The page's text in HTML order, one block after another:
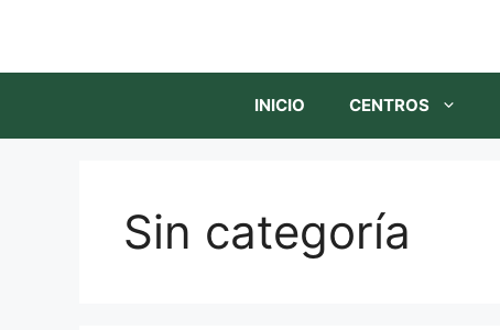
INICIO CENTROS
Sin categoría